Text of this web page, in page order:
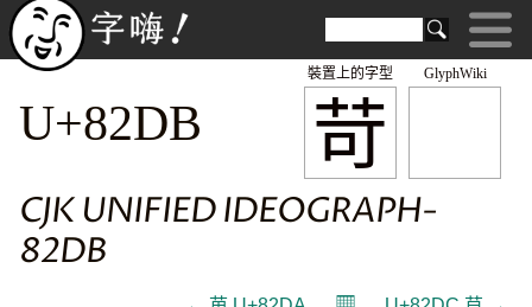
GlyphWiki
苛
裝置上的字型
U+82DB
CJK UNIFIED IDEOGRAPH-
82DB